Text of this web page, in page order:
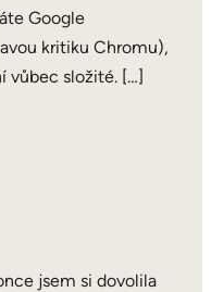
Google
kritiku Chromu),
vůbec složité. […]
jsem si dovolila